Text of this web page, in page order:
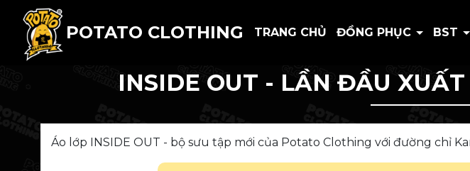
POTATO CLOTHING TRANG CHỦ ĐỒNG PHỤC BST
INSIDE OUT - LẦN ĐẦU
Áo lớp INSIDE OUT - bộ sưu tập mới của Potato Clothing với đường chỉ